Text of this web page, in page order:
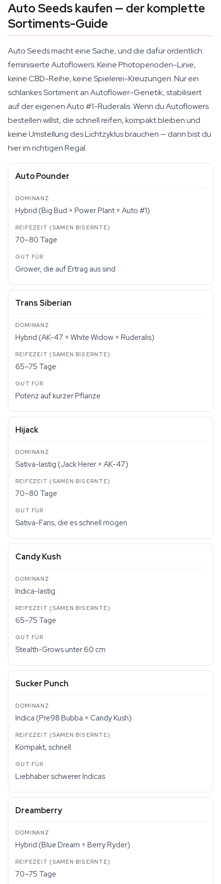
Auto Seeds kaufen — der komplette
Sortiments-Guide
Auto Seeds macht eine Sache, und die dafür ordentlich:
feminisierte Autoflowers. Keine Photoperioden-Linie,
keine CBD-Reihe, keine Spielerei-Kreuzungen. Nur ein
schlankes Sortiment an Autoflower-Genetik, stabilisiert
auf der eigenen Auto #1-Ruderalis. Wenn du Autoflowers
bestellen willst, die schnell reifen, kompakt bleiben und
keine Umstellung des Lichtzyklus brauchen — dann bist du
hier im richtigen Regal.
Auto Pounder
Hybrid (Big Bud × Power Plant × Auto #1)
70–80 Tage
Grower, die auf Ertrag aus sind
Trans Siberian
Hybrid (AK-47 × White Widow × Ruderalis)
65–75 Tage
Potenz auf kurzer Pflanze
Hijack
Sativa-lastig (Jack Herer × AK-47)
70–80 Tage
Sativa-Fans, die es schnell mögen
Candy Kush
Indica-lastig
65–75 Tage
Stealth-Grows unter 60 cm
Sucker Punch
Indica (Pre98 Bubba × Candy Kush)
Kompakt, schnell
Liebhaber schwerer Indicas
Dreamberry
Hybrid (Blue Dream × Berry Ryder)
70–75 Tage